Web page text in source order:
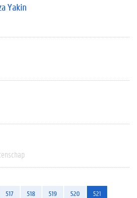
Yakin
517 518 519 520
521